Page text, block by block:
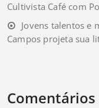
Cultivista Café com
Jovens talentos e
Campos projeta sua
Comentários